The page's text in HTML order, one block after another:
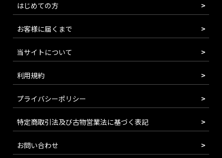
はじめての方
お客様に届くまで
当サイトについて
利用規約
プライバシーポリシー
特定商取引法及び古物営業法に基づく表記
お問い合わせ